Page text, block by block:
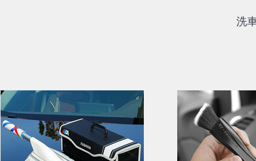
洗